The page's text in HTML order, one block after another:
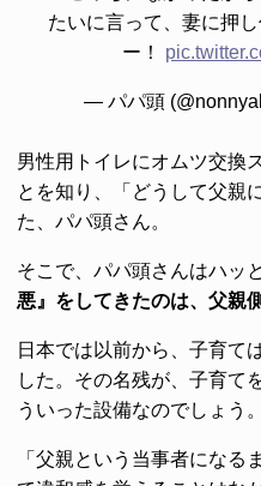
たいに言って、妻に押
ー！
— パパ頭
男性用トイレにオムツ交換
とを知り、「どうして父親
た、パパ頭さん。
そこで、パパ頭さんはハッ
悪』をしてきたのは、父親
日本では以前から、子育て
した。その名残が、子育て
ういった設備なのでしょう。
「父親という当事者になる